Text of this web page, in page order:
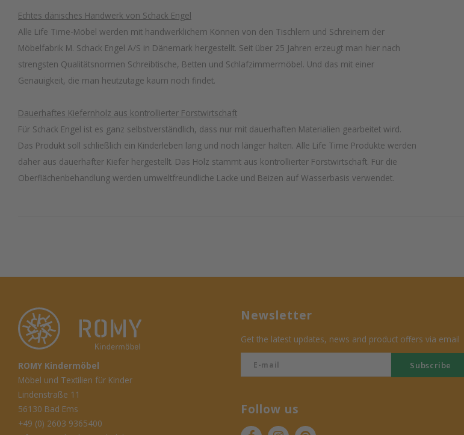
Echtes dänisches Handwerk von Schack Engel
Alle Life Time-Möbel werden mit handwerklichem Können von den Tischlern und Schreinern der
Möbelfabrik M. Schack Engel A/S in Dänemark hergestellt. Seit über 25 Jahren erzeugt man hier nach
strengsten Qualitätsnormen Schreibtische, Betten und Schlafzimmermöbel. Und das mit einer
Genauigkeit, die man heutzutage kaum noch findet.
Dauerhaftes Kiefernholz aus kontrollierter Forstwirtschaft
Für Schack Engel ist es ganz selbstverständlich, dass nur mit dauerhaften Materialien gearbeitet wird.
Das Produkt soll schließlich ein Kinderleben lang und noch länger halten. Alle Life Time Produkte werden
daher aus dauerhafter Kiefer hergestellt. Das Holz stammt aus kontrollierter Forstwirtschaft. Für die
Oberflächenbehandlung werden umweltfreundliche Lacke und Beizen auf Wasserbasis verwendet.
ROMY Kindermöbel
Möbel und Textilien für Kinder
Lindenstraße 11
56130 Bad Ems
+49 (0) 2603 9365400
Newsletter
Get the latest updates, news and product offers via email
Subscribe
Follow us